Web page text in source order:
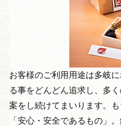
お客様のご利用用途は多岐
る事をどんどん追求し、多
案をし続けてまいります。
「安心・安全であるもの」